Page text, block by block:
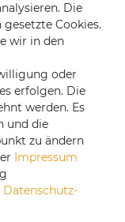
Die
Cookies.
wir in den
oder
erfolgen. Die
werden. Es
und die
zu ändern
Impressum
Daten­schutz­